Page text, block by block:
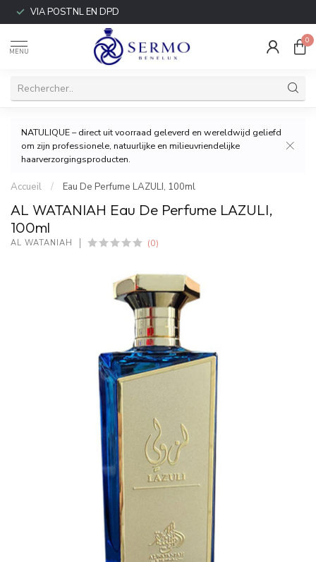
VIA POSTNL EN DPD
MENU
0
NATULIQUE – direct uit voorraad geleverd en wereldwijd geliefd
om zijn professionele, natuurlijke en milieuvriendelijke
haarverzorgingsproducten.
Accueil / Eau De Perfume LAZULI, 100ml
AL WATANIAH Eau De Perfume LAZULI,
100ml
AL WATANIAH (0)